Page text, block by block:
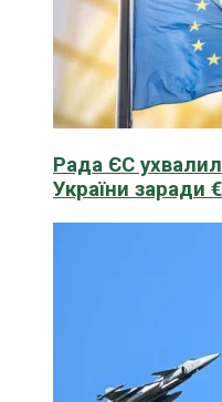
Рада ЄС
України заради